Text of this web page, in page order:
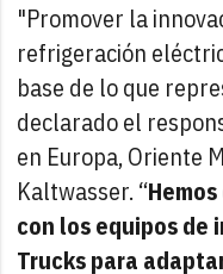
"Promover la
refrigeración
base de lo que
declarado el
en Europa, Oriente
Kaltwasser. “
con los equipos de
Trucks para